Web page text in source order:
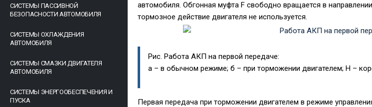
СИСТЕМЫ ПАССИВНОЙ
БЕЗОПАСНОСТИ АВТОМОБИЛЯ
СИСТЕМЫ ОХЛАЖДЕНИЯ
АВТОМОБИЛЯ
СИСТЕМЫ СМАЗКИ ДВИГАТЕЛЯ
АВТОМОБИЛЯ
СИСТЕМЫ ЭНЕРГООБЕСПЕЧЕНИЯ И
ПУСКА
автомобиля. Обгонная муфта F свободно вращается в
тормозное действие двигателя не используется.
Рис. Работа АКП на первой передаче:
а – в обычном режиме; б – при торможении двигателем; Н –
Первая передача при торможении двигателем в режиме